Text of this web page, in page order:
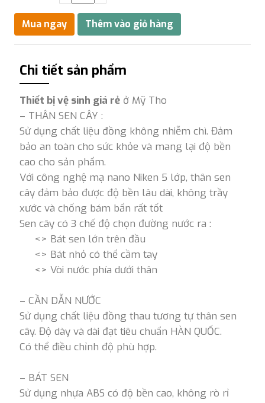
Chi tiết sản phẩm
Thiết bị vệ sinh giá rẻ ở Mỹ Tho
– THÂN SEN CÂY :
Sử dụng chất liệu đồng không nhiễm chì. Đảm
bảo an toàn cho sức khỏe và mang lại độ bền
cao cho sản phẩm.
Với công nghệ mạ nano Niken 5 lớp, thân sen
cây đảm bảo được độ bền lâu dài, không trầy
xước và chống bám bẩn rất tốt
Sen cây có 3 chế độ chọn đường nước ra :
<> Bát sen lớn trên đầu
<> Bát nhỏ có thể cầm tay
<> Vòi nước phía dưới thân
– CẦN DẪN NƯỚC
Sử dụng chất liệu đồng thau tương tự thân sen
cây. Độ dày và dài đạt tiêu chuẩn HÀN QUỐC.
Có thể điều chỉnh độ phù hợp.
– BÁT SEN
Sử dụng nhựa ABS có độ bền cao, không rò rỉ